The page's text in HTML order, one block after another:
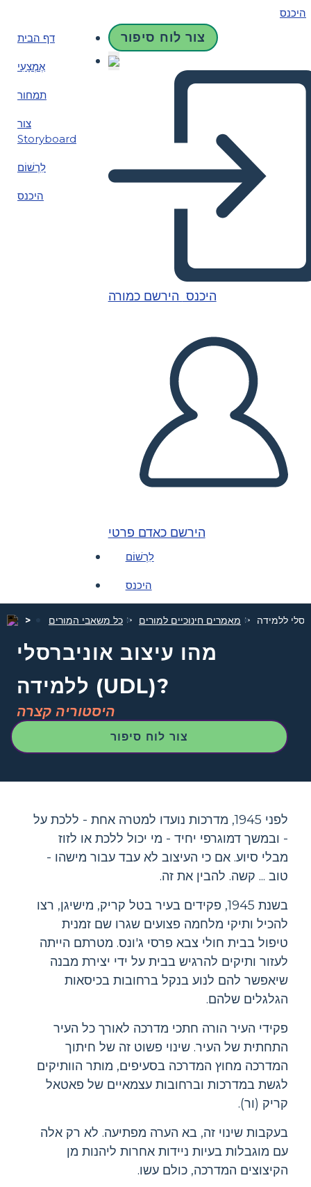
היכנס
דף הבית
אֶמְצָעִי
תמחור
צור
Storyboard
לִרְשׁוֹם
היכנס
צור לוח סיפור
היכנס הירשם כמורה
הירשם כאדם פרטי
לִרְשׁוֹם
היכנס
כל משאבי המורים מאמרים חינוכיים למורים
מהו עיצוב אוניברסלי
ללמידה (UDL)?
היסטוריה קצרה
צור לוח סיפור
לפני 1945, מדרכות נועדו למטרה אחת - ללכת על
- ובמשך דמוגרפי יחיד - מי יכול ללכת או לזוז
מבלי סיוע. אם כי העיצוב לא עבד עבור מישהו -
טוב ... קשה. להבין את זה.
בשנת 1945, פקידים בעיר בטל קריק, מישיגן, רצו
להכיל ותיקי מלחמה פצועים שגרו שם זמנית
טיפול בבית חולי צבא פרסי ג'ונס. מטרתם הייתה
לעזור ותיקים להרגיש בבית על ידי יצירת מבנה
שיאפשר להם לנוע בנקל ברחובות בכיסאות
הגלגלים שלהם.
פקידי העיר הורה חתכי מדרכה לאורך כל העיר
התחתית של העיר. שינוי פשוט זה של חיתוך
המדרכה מחוץ המדרכה בסעיפים, מותר הוותיקים
לגשת במדרכות וברחובות עצמאיים של פאטאל
קריק (ור).
בעקבות שינוי זה, בא הערה מפתיעה. לא רק אלה
עם מוגבלות בעיות ניידות אחרות ליהנות מן
הקיצוצים המדרכה, כולם עשו.